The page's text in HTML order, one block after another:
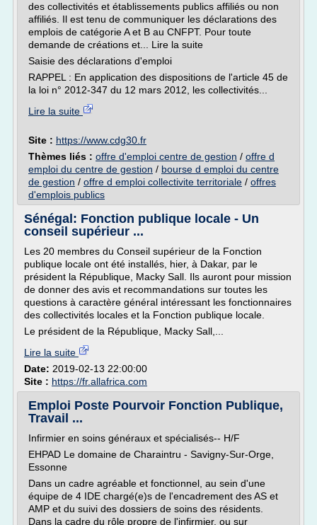
des collectivités et établissements publics affiliés ou non
affiliés. Il est tenu de communiquer les déclarations des
emplois de catégorie A et B au CNFPT. Pour toute
demande de créations et... Lire la suite
Saisie des déclarations d'emploi
RAPPEL : En application des dispositions de l'article 45 de
la loi n° 2012-347 du 12 mars 2012, les collectivités...
Lire la suite
Site : https://www.cdg30.fr
Thèmes liés : offre d'emploi centre de gestion / offre d
emploi du centre de gestion / bourse d emploi du centre
de gestion / offre d emploi collectivite territoriale / offres
d'emplois publics
Sénégal: Fonction publique locale - Un
conseil supérieur ...
Les 20 membres du Conseil supérieur de la Fonction
publique locale ont été installés, hier, à Dakar, par le
président la République, Macky Sall. Ils auront pour mission
de donner des avis et recommandations sur toutes les
questions à caractère général intéressant les fonctionnaires
des collectivités locales et la Fonction publique locale.
Le président de la République, Macky Sall,...
Lire la suite
Date: 2019-02-13 22:00:00
Site : https://fr.allafrica.com
Emploi Poste Pourvoir Fonction Publique,
Travail ...
Infirmier en soins généraux et spécialisés-- H/F
EHPAD Le domaine de Charaintru - Savigny-Sur-Orge,
Essonne
Dans un cadre agréable et fonctionnel, au sein d'une
équipe de 4 IDE chargé(e)s de l'encadrement des AS et
AMP et du suivi des dossiers de soins des résidents.
Dans la cadre du rôle propre de l'infirmier, ou sur